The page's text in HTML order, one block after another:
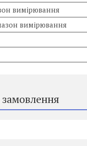
вимірювання
вимірювання